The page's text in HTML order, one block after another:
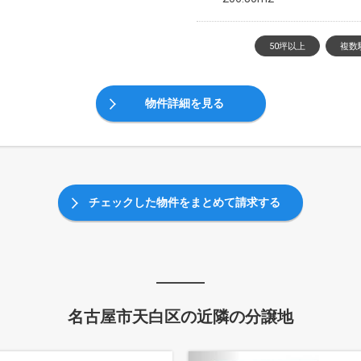
50坪以上 複数
物件詳細を見る
チェックした物件をまとめて請求する
名古屋市天白区の近隣の分譲地